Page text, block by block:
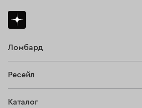
Ломбард
Тарифы
Ресейл
Каталог